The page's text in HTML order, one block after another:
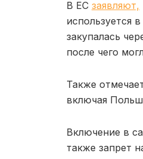
В ЕС заявляют,
используется
закупалась
после чего
Также
включая
Включение в
также запрет